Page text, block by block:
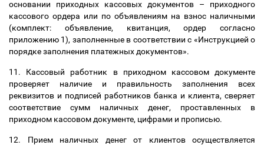
основании приходных кассовых документов – приходного
кассового ордера или по объявлениям на взнос наличными
(комплект: объявление, квитанция, ордер согласно
приложению 1), заполненные в соответствии с «Инструкцией о
порядке заполнения платежных документов».
11. Кассовый работник в приходном кассовом документе
проверяет наличие и правильность заполнения всех
реквизитов и подписей работников банка и клиента, сверяет
соответствие сумм наличных денег, проставленных в
приходном кассовом документе, цифрами и прописью.
12. Прием наличных денег от клиентов осуществляется